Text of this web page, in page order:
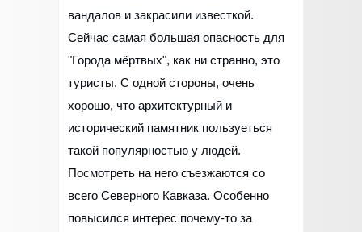
вандалов и закрасили известкой.
Сейчас самая большая опасность для
"Города мёртвых", как ни странно, это
туристы. С одной стороны, очень
хорошо, что архитектурный и
исторический памятник пользуеться
такой популярностью у людей.
Посмотреть на него съезжаются со
всего Северного Кавказа. Особенно
повысился интерес почему-то за